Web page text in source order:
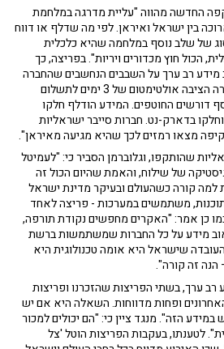
החדשה מהווה "עליית מדרגה במלחמת
בין ישראל ואיראן. לפי מה שדלף או דווח
של שלב נוסף במלחמה שהיא כלכלית
הכול חוץ מכדורים ויריות". בפריצה, כך
מידע רב ערך על השבבים הנחשבים שהחברה
מפתחת. השבבים נגנבו, והחברה הציבה אולטימטום של 3 ימים לתשלום
דורשים החוטפים. המידע הודלף חלקו
בדארק-נט. חברות סייבר ישראליות
מצאו רמזים לכך שהיא מגיעה מאיראן".
שהותקפו, וגלוברמן הסביר כי: "לעמיטל
של שילוח, והאמת שהיום הכול זה
למה קורה כשהעולם ובעיקר מדינת ישראל
תוכנות, משתמשים במערכות - פריצה לאחד
כן אמר: "האקרים מחפשים נקודת תורפה,
מידע על כל החברות שמשתמשות ברשת
אמרו שהעובדה שישראל היא אומה טכנולוגית היא
הנה זה קורה".
רב ערך, בשתי הפריצות שהזכרנו ופריצות
ופחות מדווחות. השאלה היא אם יש
הזה". מנגד ציין כי: "הם יכולים למכור
לטענתו, בעקבות הפריצות הוטל 'צל